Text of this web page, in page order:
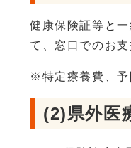
健康保険証等と
て、窓口でのお支
※特定療養費、予
(2)県外医